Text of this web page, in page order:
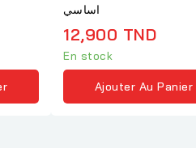
اساسي
12,900 TND
En stock
Ajouter Au Panier